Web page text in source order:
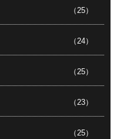
（25）
（24）
（25）
（23）
（25）